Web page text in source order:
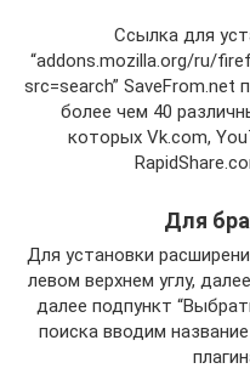
Ссылка для
“addons.mozilla.org/ru/
src=search”
более чем 40
которых Vk.com,
Для
Для установки
левом верхнем углу,
далее подпункт
поиска вводим